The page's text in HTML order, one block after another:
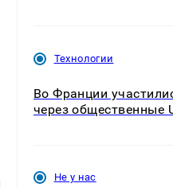
Технологии
Во Франции
через общественные
Не у нас